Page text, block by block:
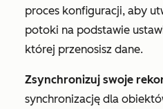
proces konfiguracji, aby
potoki na podstawie
której przenosisz dane.
Zsynchronizuj swoje
synchronizację dla